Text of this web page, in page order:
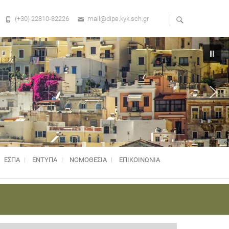
(+30) 22810-82226 mail@dipe.kyk.sch.gr
ΕΣΠΑ ΕΝΤΥΠΑ ΝΟΜΟΘΕΣΊΑ ΕΠΙΚΟΙΝΩΝΙΑ